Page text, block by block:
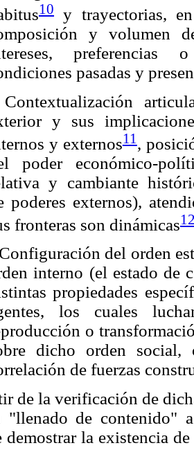
10
y trayectorias,
y volumen
preferencias
pasadas y
y sus
y externos11,
poder económico-
y cambiante
poderes externos),
fronteras son dinámicas
del orden
interno (el estado de
propiedades
los cuales
o
dicho orden
de fuerzas
de la verificación de
"llenado de contenido"
demostrar la existencia